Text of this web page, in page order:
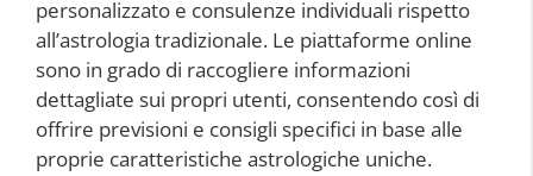
personalizzato e consulenze individuali rispetto
all’astrologia tradizionale. Le piattaforme online
sono in grado di raccogliere informazioni
dettagliate sui propri utenti, consentendo così di
offrire previsioni e consigli specifici in base alle
proprie caratteristiche astrologiche uniche.